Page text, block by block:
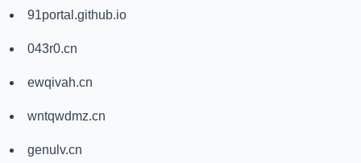
91portal.github.io
043r0.cn
ewqivah.cn
wntqwdmz.cn
genulv.cn